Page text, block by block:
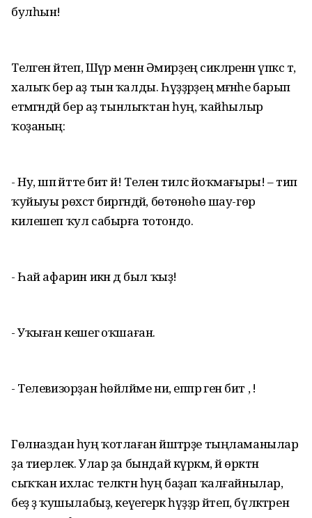
булһын!
Теләген әйтеп, Шәүрә менән Әмирҙең сикәләренән үпкәс тә,
халыҡ бер аҙ тын ҡалды. Һүҙҙәрҙең мәғәнәһе барып
етмәгәндәй бер аҙ тынлыҡтан һуң, ҡайһылыр
ҡоҙаның:
- Ну, шәп әйтте бит әй! Теленә тилсә йоҡмағыры! – тип
ҡуйыуы рөхсәт биргәндәй, бөтөнөһө шау-гөр
килешеп ҡул сабырға тотондо.
- Һай афарин икән дә был ҡыҙ!
- Уҡыған кешегә оҡшаған.
- Телевизорҙан һөйләйме ни, еппәрә генә бит , ә!
Гөлназдан һуң ҡотлаған йәштәрҙе тыңламанылар
ҙа тиерлек. Улар ҙа бындай күркәм, й өрәктән
сыҡҡан ихлас теләктән һуң баҙап ҡалғайнылар,
беҙ ҙә ҡушылабыҙ, кеүегерәк һүҙҙәр әйтеп, бүләктәрен